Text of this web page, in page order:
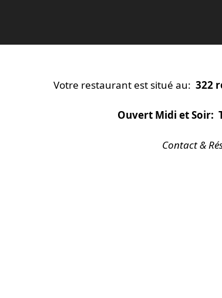
Votre restaurant est situé au: 322
Ouvert Midi et Soir:
Contact &